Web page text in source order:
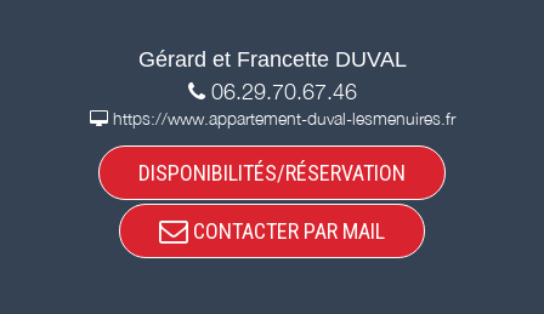
Gérard et Francette DUVAL
06.29.70.67.46
https://www.appartement-duval-lesmenuires.fr
DISPONIBILITÉS/RÉSERVATION
CONTACTER PAR MAIL